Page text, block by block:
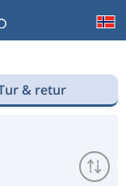
& retur